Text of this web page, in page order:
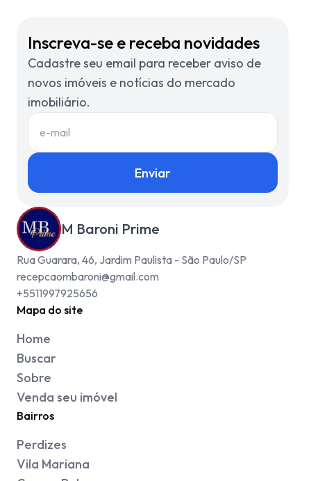
Inscreva-se e receba novidades
Cadastre seu email para receber aviso de
novos imóveis e notícias do mercado
imobiliário.
Enviar
M Baroni Prime
Rua Guarara, 46, Jardim Paulista - São Paulo/SP
recepcaombaroni@gmail.com
+5511997925656
Mapa do site
Home
Buscar
Sobre
Venda seu imóvel
Bairros
Perdizes
Vila Mariana